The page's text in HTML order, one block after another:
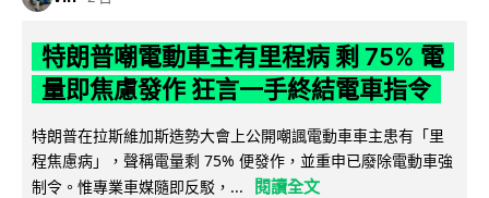
特朗普嘲電動車主有里程病 剩 75% 電
量即焦慮發作 狂言一手終結電車指令
特朗普在拉斯維加斯造勢大會上公開嘲諷電動車車主患有「里
程焦慮病」，聲稱電量剩 75% 便發作，並重申已廢除電動車強
制令。惟專業車媒隨即反駁，...
閱讀全文